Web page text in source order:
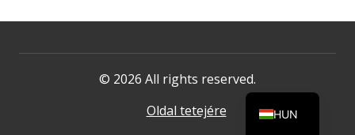
© 2026 All rights reserved.
Oldal tetejére
HUN